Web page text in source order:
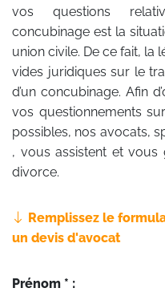
vos questions
concubinage est la
union civile. De ce fait, la
vides juridiques sur le
d’un concubinage. Afin
vos questionnements
possibles, nos avocats,
, vous assistent et
divorce.
Remplissez le
un devis d'avocat
Prénom * :